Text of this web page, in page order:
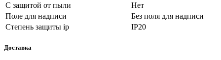
С защитой от пыли
Нет
Поле для надписи
Без поля для надписи
Степень защиты ip
IP20
Доставка